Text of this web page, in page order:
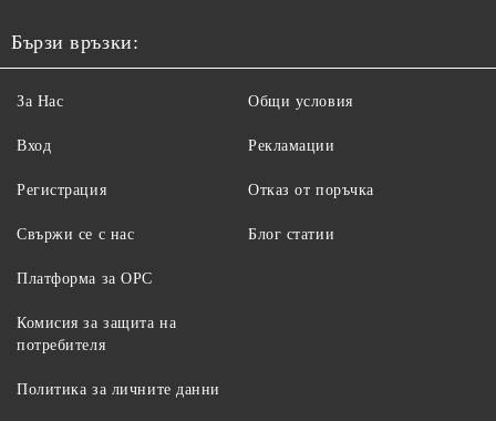
Бързи връзки:
За Нас
Вход
Регистрация
Свържи се с нас
Общи условия
Рекламации
Отказ от поръчка
Блог статии
Платформа за ОРС
Комисия за защита на
потребителя
Политика за личните данни